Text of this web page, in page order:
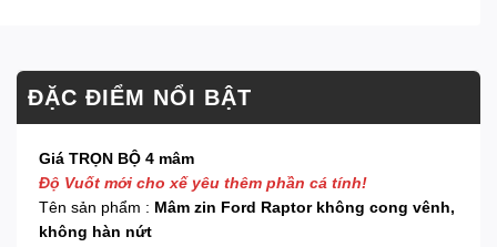
ĐẶC ĐIỂM NỔI BẬT
Giá TRỌN BỘ 4 mâm
Độ Vuốt mới cho xế yêu thêm phần cá tính!
Tên sản phẩm : Mâm zin Ford Raptor không cong vênh,
không hàn nứt